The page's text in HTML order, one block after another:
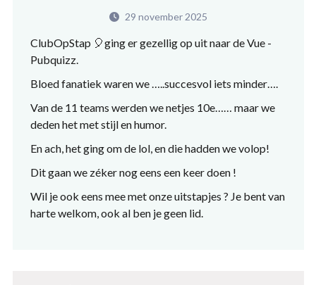
29 november 2025
ClubOpStap 🎈ging er gezellig op uit naar de Vue -
Pubquizz.
Bloed fanatiek waren we …..succesvol iets minder….
Van de 11 teams werden we netjes 10e…… maar we
deden het met stijl en humor.
En ach, het ging om de lol, en die hadden we volop!
Dit gaan we zéker nog eens een keer doen !
Wil je ook eens mee met onze uitstapjes ? Je bent van
harte welkom, ook al ben je geen lid.